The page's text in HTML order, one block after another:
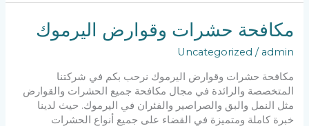
مكافحة حشرات وقوارض اليرموك
Uncategorized / admin
مكافحة حشرات وقوارض اليرموك نرحب بكم في شركتنا
المتخصصة والرائدة في مجال مكافحة جميع الحشرات والقوارض
مثل النمل والبق والصراصير والفئران في اليرموك. حيث لدينا
خبرة كاملة ومتميزة في القضاء على جميع أنواع الحشرات